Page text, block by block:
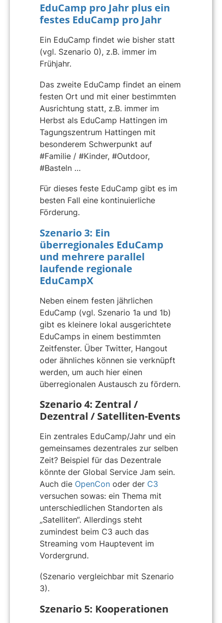
EduCamp pro Jahr plus ein
festes EduCamp pro Jahr
Ein EduCamp findet wie bisher statt
(vgl. Szenario 0), z.B. immer im
Frühjahr.
Das zweite EduCamp findet an einem
festen Ort und mit einer bestimmten
Ausrichtung statt, z.B. immer im
Herbst als EduCamp Hattingen im
Tagungszentrum Hattingen mit
besonderem Schwerpunkt auf
#Familie / #Kinder, #Outdoor,
#Basteln …
Für dieses feste EduCamp gibt es im
besten Fall eine kontinuierliche
Förderung.
Szenario 3: Ein
überregionales EduCamp
und mehrere parallel
laufende regionale
EduCampX
Neben einem festen jährlichen
EduCamp (vgl. Szenario 1a und 1b)
gibt es kleinere lokal ausgerichtete
EduCamps in einem bestimmten
Zeitfenster. Über Twitter, Hangout
oder ähnliches können sie verknüpft
werden, um auch hier einen
überregionalen Austausch zu fördern.
Szenario 4: Zentral /
Dezentral / Satelliten-Events
Ein zentrales EduCamp/Jahr und ein
gemeinsames dezentrales zur selben
Zeit? Beispiel für das Dezentrale
könnte der Global Service Jam sein.
Auch die OpenCon oder der C3
versuchen sowas: ein Thema mit
unterschiedlichen Standorten als
„Satelliten“. Allerdings steht
zumindest beim C3 auch das
Streaming vom Hauptevent im
Vordergrund.
(Szenario vergleichbar mit Szenario
3).
Szenario 5: Kooperationen